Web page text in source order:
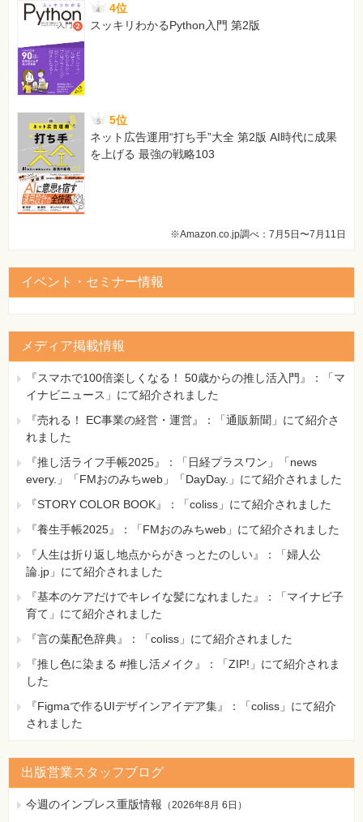
4位
スッキリわかるPython入門 第2版
5位
ネット広告運用“打ち手”大全 第2版 AI時代に成果
を上げる 最強の戦略103
※Amazon.co.jp調べ：7月5日〜7月11日
イベント・セミナー情報
メディア掲載情報
『スマホで100倍楽しくなる！ 50歳からの推し活入門』：「マ
イナビニュース」にて紹介されました
『売れる！ EC事業の経営・運営』：「通販新聞」にて紹介さ
れました
『推し活ライフ手帳2025』：「日経プラスワン」「news
every.」「FMおのみちweb」「DayDay.」にて紹介されました
『STORY COLOR BOOK』：「coliss」にて紹介されました
『養生手帳2025』：「FMおのみちweb」にて紹介されました
『人生は折り返し地点からがきっとたのしい』：「婦人公
論.jp」にて紹介されました
『基本のケアだけでキレイな髪になれました』：「マイナビ子
育て」にて紹介されました
『言の葉配色辞典』：「coliss」にて紹介されました
『推し色に染まる #推し活メイク』：「ZIP!」にて紹介されま
した
『Figmaで作るUIデザインアイデア集』：「coliss」にて紹介
されました
出版営業スタッフブログ
今週のインプレス重版情報 （2026年8月 6日 ）